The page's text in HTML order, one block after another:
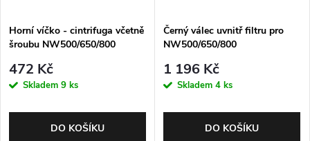
Horní víčko - cintrifuga včetně
šroubu NW500/650/800
472 Kč
Skladem 9 ks
DO KOŠÍKU
Černý válec uvnitř filtru pro
NW500/650/800
1 196 Kč
Skladem 4 ks
DO KOŠÍKU